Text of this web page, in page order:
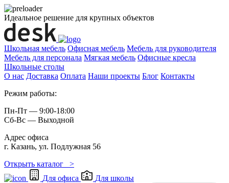
Идеальное решение для крупных объектов
Школьная мебель Офисная мебель Мебель для руководителя
Мебель для персонала Мягкая мебель Офисные кресла
Школьные cтолы
О нас Доставка Оплата Наши проекты Блог Контакты
Режим работы:
Пн-Пт — 9:00-18:00
Сб-Вс — Выходной
Адрес офиса
г. Казань, ул. Подлужная 56
Открыть каталог >
Для офиса
Для школы